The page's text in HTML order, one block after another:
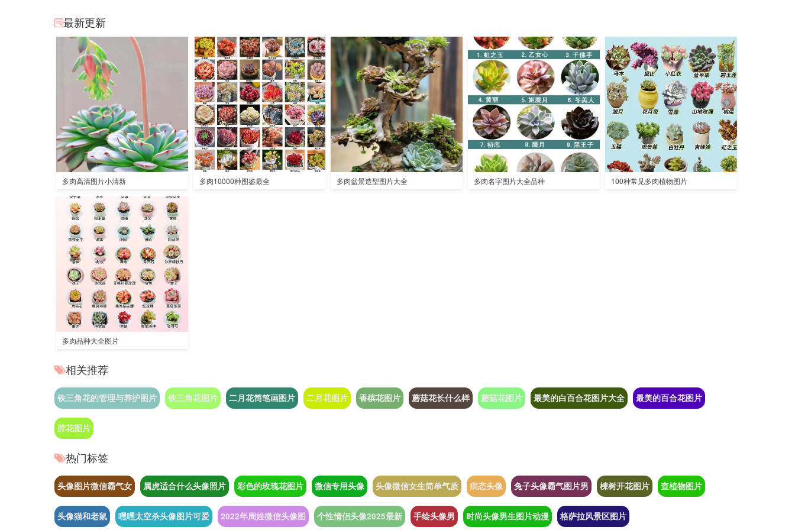
最新更新
多肉高清图片小清新 多肉10000种图鉴最全 多肉盆景造型图片大全 多肉名字图片大全品种 100种常见多肉植物图片
多肉品种大全图片
相关推荐
铁三角花的管理与养护图片 铁三角花图片 二月花简笔画图片 二月花图片 香槟花图片 蘑菇花长什么样 蘑菇花图片 最美的白百合花图片大全 最美的百合花图片
脖花图片
热门标签
头像图片微信霸气女 属虎适合什么头像照片 彩色的玫瑰花图片 微信专用头像 头像微信女生简单气质 病态头像 兔子头像霸气图片男 楝树开花图片 查植物图片
头像猫和老鼠 嘿嘿太空杀头像图片可爱 2022年周姓微信头像图 个性情侣头像2025最新 手绘头像男 时尚头像男生图片动漫 格萨拉风景区图片